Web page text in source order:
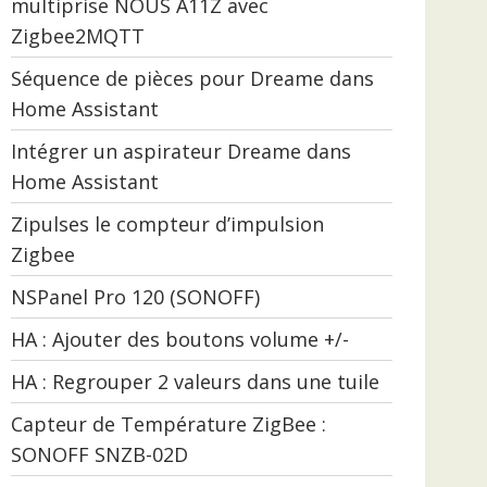
Zigbee2MQTT
Séquence de pièces pour Dreame dans
Home Assistant
Intégrer un aspirateur Dreame dans
Home Assistant
Zipulses le compteur d’impulsion
Zigbee
NSPanel Pro 120 (SONOFF)
HA : Ajouter des boutons volume +/-
HA : Regrouper 2 valeurs dans une tuile
Capteur de Température ZigBee :
SONOFF SNZB-02D